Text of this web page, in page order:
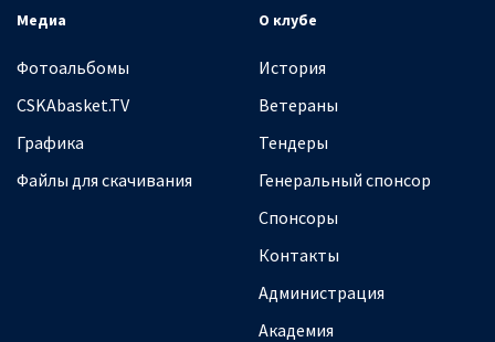
Медиа
Фотоальбомы
CSKAbasket.TV
Графика
Файлы для скачивания
О клубе
История
Ветераны
Тендеры
Генеральный спонсор
Спонсоры
Контакты
Администрация
Академия